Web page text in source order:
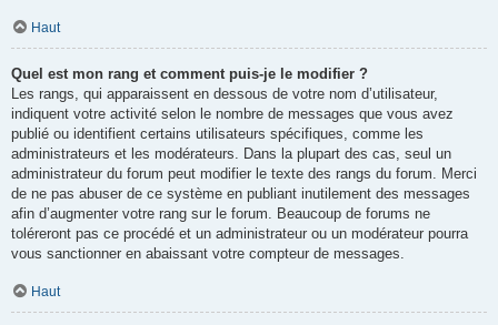
Haut
Quel est mon rang et comment puis-je le modifier ?
Les rangs, qui apparaissent en dessous de votre nom d’utilisateur,
indiquent votre activité selon le nombre de messages que vous avez
publié ou identifient certains utilisateurs spécifiques, comme les
administrateurs et les modérateurs. Dans la plupart des cas, seul un
administrateur du forum peut modifier le texte des rangs du forum. Merci
de ne pas abuser de ce système en publiant inutilement des messages
afin d’augmenter votre rang sur le forum. Beaucoup de forums ne
toléreront pas ce procédé et un administrateur ou un modérateur pourra
vous sanctionner en abaissant votre compteur de messages.
Haut